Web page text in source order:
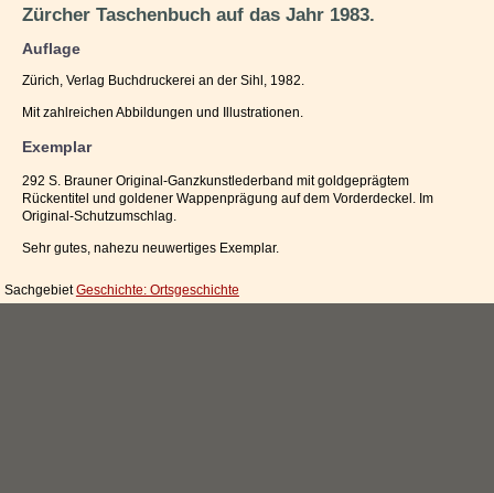
Impressum / Kontakt
Ihr Warenkorb
Zürcher Taschenbuch auf das Jahr 1983.
Auflage
Zürich, Verlag Buchdruckerei an der Sihl, 1982.
Mit zahlreichen Abbildungen und Illustrationen.
Exemplar
292 S. Brauner Original-Ganzkunstlederband mit goldgeprägtem
Rückentitel und goldener Wappenprägung auf dem Vorderdeckel. Im
Original-Schutzumschlag.
Sehr gutes, nahezu neuwertiges Exemplar.
SachgebietGeschichte: Ortsgeschichte